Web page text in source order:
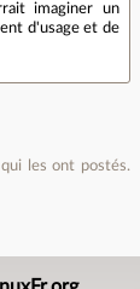
imaginer un
d'usage et de
les ont postés.